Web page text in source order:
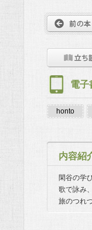
電子
honto
内容紹
閑谷の学
歌で詠み
旅のつれ